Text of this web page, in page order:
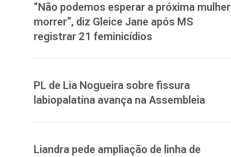
“Não podemos esperar a próxima mulher
morrer”, diz Gleice Jane após MS
registrar 21 feminicídios
PL de Lia Nogueira sobre fissura
labiopalatina avança na Assembleia
Liandra pede ampliação de linha de